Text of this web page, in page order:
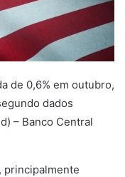
de 0,6% em outubro,
dados
– Banco Central
principalmente